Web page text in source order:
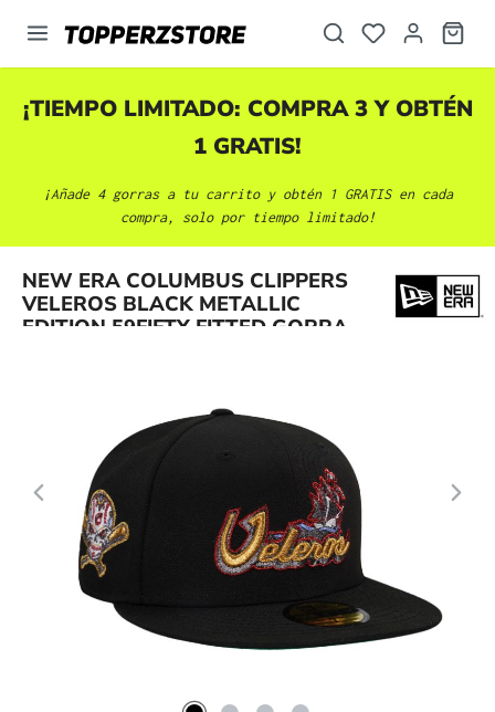
principal
¡TIEMPO LIMITADO: COMPRA 3 Y OBTÉN
1 GRATIS!
¡Añade 4 gorras a tu carrito y obtén 1 GRATIS en cada
compra, solo por tiempo limitado!
NEW ERA COLUMBUS CLIPPERS
VELEROS BLACK METALLIC
EDITION 59FIFTY FITTED GORRA
Omitir galería de imágenes